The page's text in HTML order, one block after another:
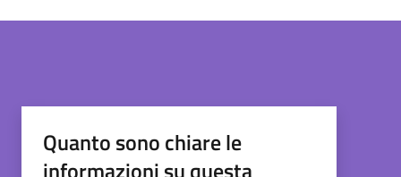
Quanto sono chiare le
informazioni su questa